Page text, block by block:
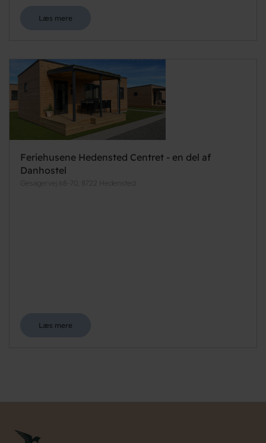
Læs mere
Feriehusene Hedensted Centret - en del af
Danhostel
Gesagervej 68-70, 8722 Hedensted
Læs mere